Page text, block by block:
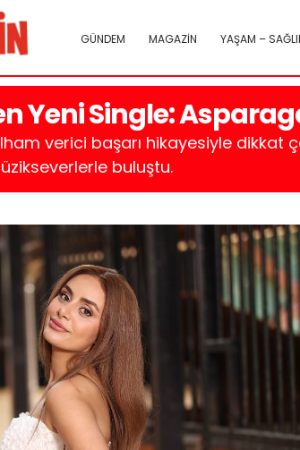
GÜNDEM MAGAZİN YAŞAM –
Yeni Single:
verici başarı hikayesiyle
buluştu.